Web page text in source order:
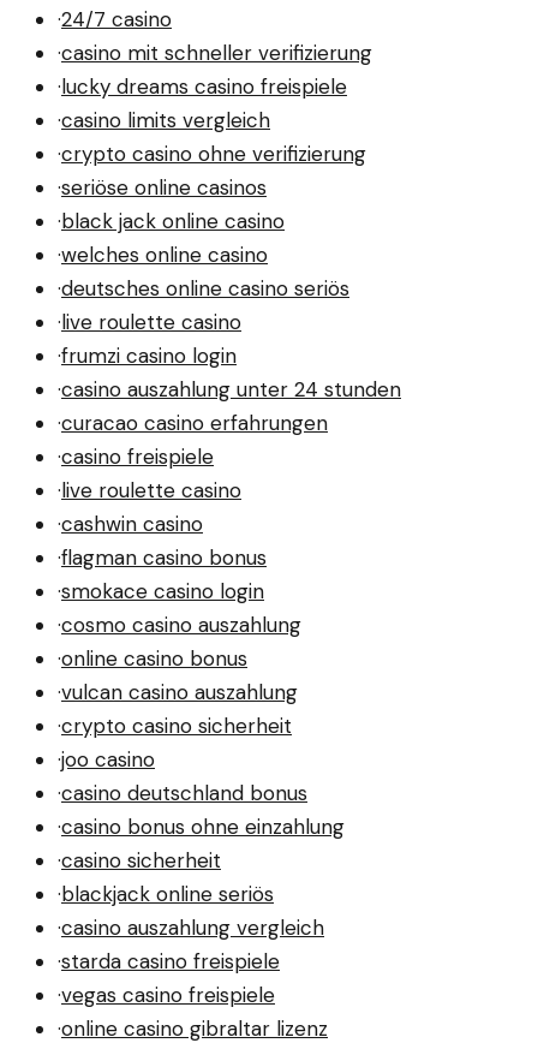
·24/7 casino
·casino mit schneller verifizierung
·lucky dreams casino freispiele
·casino limits vergleich
·crypto casino ohne verifizierung
·seriöse online casinos
·black jack online casino
·welches online casino
·deutsches online casino seriös
·live roulette casino
·frumzi casino login
·casino auszahlung unter 24 stunden
·curacao casino erfahrungen
·casino freispiele
·live roulette casino
·cashwin casino
·flagman casino bonus
·smokace casino login
·cosmo casino auszahlung
·online casino bonus
·vulcan casino auszahlung
·crypto casino sicherheit
·joo casino
·casino deutschland bonus
·casino bonus ohne einzahlung
·casino sicherheit
·blackjack online seriös
·casino auszahlung vergleich
·starda casino freispiele
·vegas casino freispiele
·online casino gibraltar lizenz